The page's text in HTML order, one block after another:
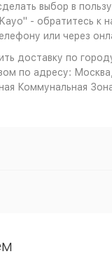
выбор в
- обратитесь к
или через
доставку по
по адресу:
Коммунальная